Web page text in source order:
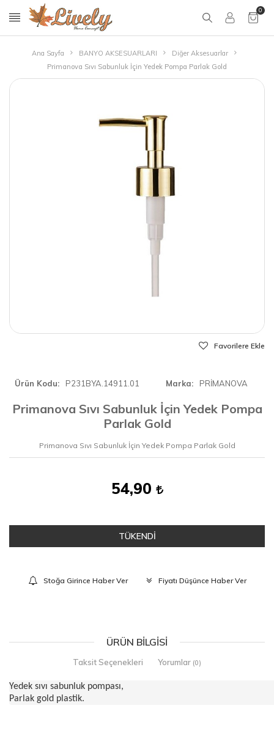
0
Ana Sayfa BANYO AKSESUARLARI
Diğer Aksesuarlar
Primanova Sıvı Sabunluk İçin Yedek Pompa Parlak Gold
Favorilere Ekle
Ürün Kodu P231BYA.14911.01 Marka PRİMANOVA
Primanova Sıvı Sabunluk İçin Yedek Pompa
Parlak Gold
Primanova Sıvı Sabunluk İçin Yedek Pompa Parlak Gold
54,90
TÜKENDİ
Stoğa Girince Haber Ver Fiyatı Düşünce Haber Ver
ÜRÜN BILGISI
Taksit Seçenekleri Yorumlar (0)
Yedek sıvı sabunluk pompası,
Parlak gold plastik.